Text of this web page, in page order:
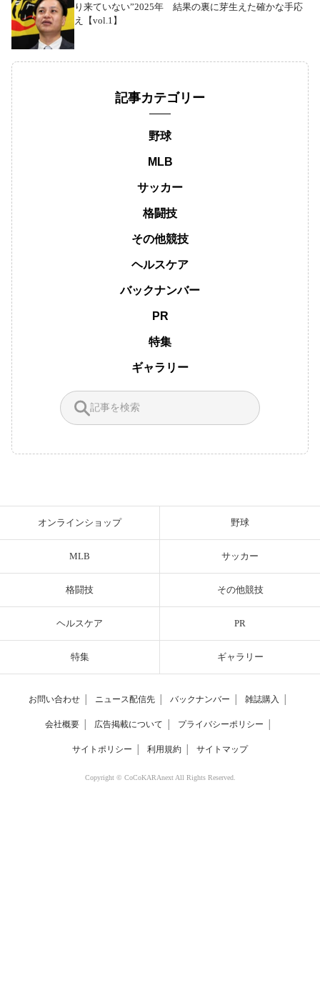
り来ていない”2025年 結果の裏に芽生えた確かな手応
え【vol.1】
記事カテゴリー
野球
MLB
サッカー
格闘技
その他競技
ヘルスケア
バックナンバー
PR
特集
ギャラリー
オンラインショップ 野球
MLB サッカー
格闘技 その他競技
ヘルスケア PR
特集 ギャラリー
お問い合わせ ニュース配信先 バックナンバー 雑誌購入
会社概要 広告掲載について プライバシーポリシー
サイトポリシー 利用規約 サイトマップ
Copyright © CoCoKARAnext All Rights Reserved.